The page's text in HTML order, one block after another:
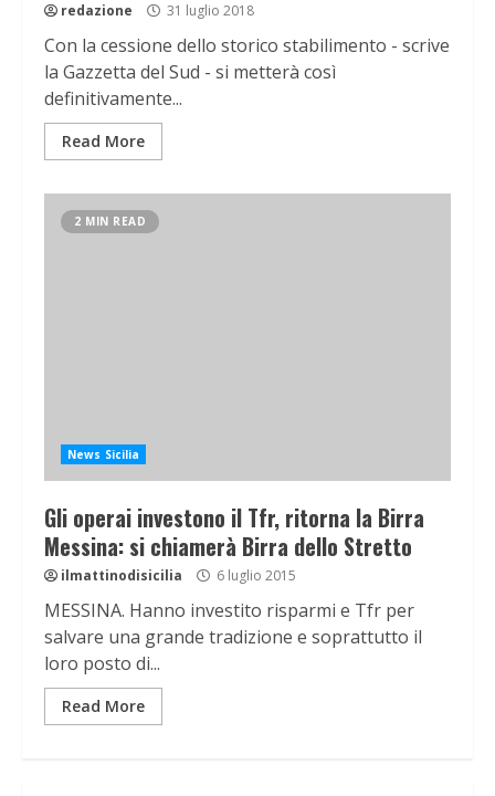
redazione 31 luglio 2018
Con la cessione dello storico stabilimento - scrive
la Gazzetta del Sud - si metterà così
definitivamente...
Read More
2 MIN READ
News Sicilia
Gli operai investono il Tfr, ritorna la Birra
Messina: si chiamerà Birra dello Stretto
ilmattinodisicilia 6 luglio 2015
MESSINA. Hanno investito risparmi e Tfr per
salvare una grande tradizione e soprattutto il
loro posto di...
Read More